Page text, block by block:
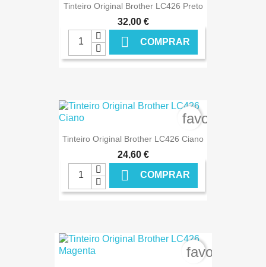
Tinteiro Original Brother LC426 Preto
32,00 €
 COMPRAR
Tinteiro Original Brother LC426 Ciano
24,60 €
 COMPRAR
€ ONLINE